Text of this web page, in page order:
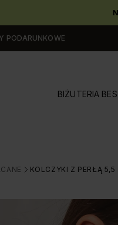
PODARUNKOWE
BIŻUTERIA
>
KOLCZYKI Z PERŁĄ 5,5